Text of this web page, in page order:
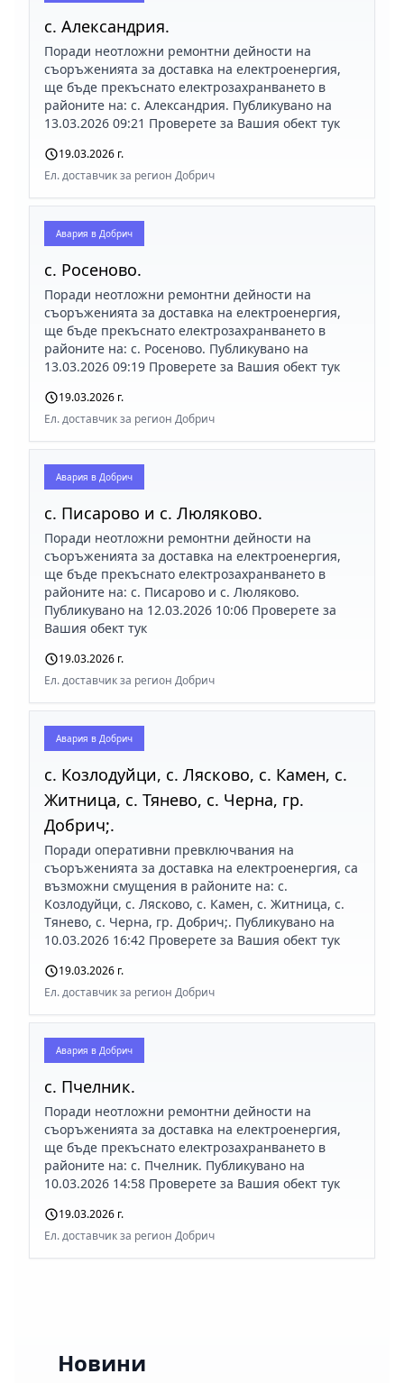
с. Александрия.
Поради неотложни ремонтни дейности на
съоръженията за доставка на електроенергия,
ще бъде прекъснато електрозахранването в
районите на: с. Александрия. Публикувано на
13.03.2026 09:21 Проверете за Вашия обект тук
19.03.2026 г.
Ел. доставчик за регион Добрич
Авария в Добрич
с. Росеново.
Поради неотложни ремонтни дейности на
съоръженията за доставка на електроенергия,
ще бъде прекъснато електрозахранването в
районите на: с. Росеново. Публикувано на
13.03.2026 09:19 Проверете за Вашия обект тук
19.03.2026 г.
Ел. доставчик за регион Добрич
Авария в Добрич
с. Писарово и с. Люляково.
Поради неотложни ремонтни дейности на
съоръженията за доставка на електроенергия,
ще бъде прекъснато електрозахранването в
районите на: с. Писарово и с. Люляково.
Публикувано на 12.03.2026 10:06 Проверете за
Вашия обект тук
19.03.2026 г.
Ел. доставчик за регион Добрич
Авария в Добрич
с. Козлодуйци, с. Лясково, с. Камен, с.
Житница, с. Тянево, с. Черна, гр.
Добрич;.
Поради оперативни превключвания на
съоръженията за доставка на електроенергия, са
възможни смущения в районите на: с.
Козлодуйци, с. Лясково, с. Камен, с. Житница, с.
Тянево, с. Черна, гр. Добрич;. Публикувано на
10.03.2026 16:42 Проверете за Вашия обект тук
19.03.2026 г.
Ел. доставчик за регион Добрич
Авария в Добрич
с. Пчелник.
Поради неотложни ремонтни дейности на
съоръженията за доставка на електроенергия,
ще бъде прекъснато електрозахранването в
районите на: с. Пчелник. Публикувано на
10.03.2026 14:58 Проверете за Вашия обект тук
19.03.2026 г.
Ел. доставчик за регион Добрич
Новини